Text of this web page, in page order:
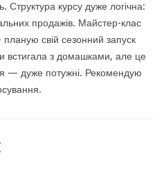
Структура курсу дуже логічна:
продажів. Майстер-клас
свій сезонний запуск
встигала з домашками, але це
— дуже потужні. Рекомендую